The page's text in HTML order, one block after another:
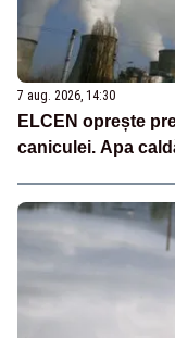
7 aug. 2026, 14:30
ELCEN oprește
caniculei. Apa